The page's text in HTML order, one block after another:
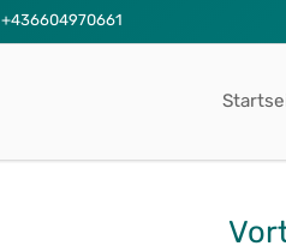
+436604970661